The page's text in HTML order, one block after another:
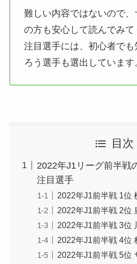
難しい内容ではないので
の方も安心して読んでみて
注目選手には、初心者で
ろう選手も選出しています
目次
2022年J1リーグ前半戦
注目選手
2022年J1前半戦 1位
2022年J1前半戦 2位
2022年J1前半戦 3位
2022年J1前半戦 4位
2022年J1前半戦 5位